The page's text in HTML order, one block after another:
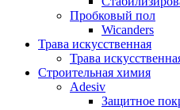
Пробковый пол
Wicanders
Трава искусственная
Трава
Строительная химия
Adesiv
Защитное